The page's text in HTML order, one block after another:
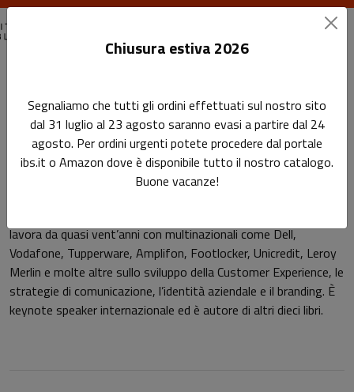
Lorenzo Paoli
Pagina di Lorenzo Paoli
lavora da quasi vent’anni con multinazionali come Dell,
Vodafone, Tupperware, Amplifon, Footlocker, Unicredit, Leroy
Merlin e molte altre sullo sviluppo della Customer Experience, le
strategie di comunicazione, l’identità aziendale e il branding. È
keynote speaker internazionale ed è autore di altri dieci libri.
Chiusura estiva 2026
Segnaliamo che tutti gli ordini effettuati sul nostro sito
dal 31 luglio al 23 agosto saranno evasi a partire dal 24
agosto. Per ordini urgenti potete procedere dal portale
ibs.it o Amazon dove è disponibile tutto il nostro catalogo.
Buone vacanze!